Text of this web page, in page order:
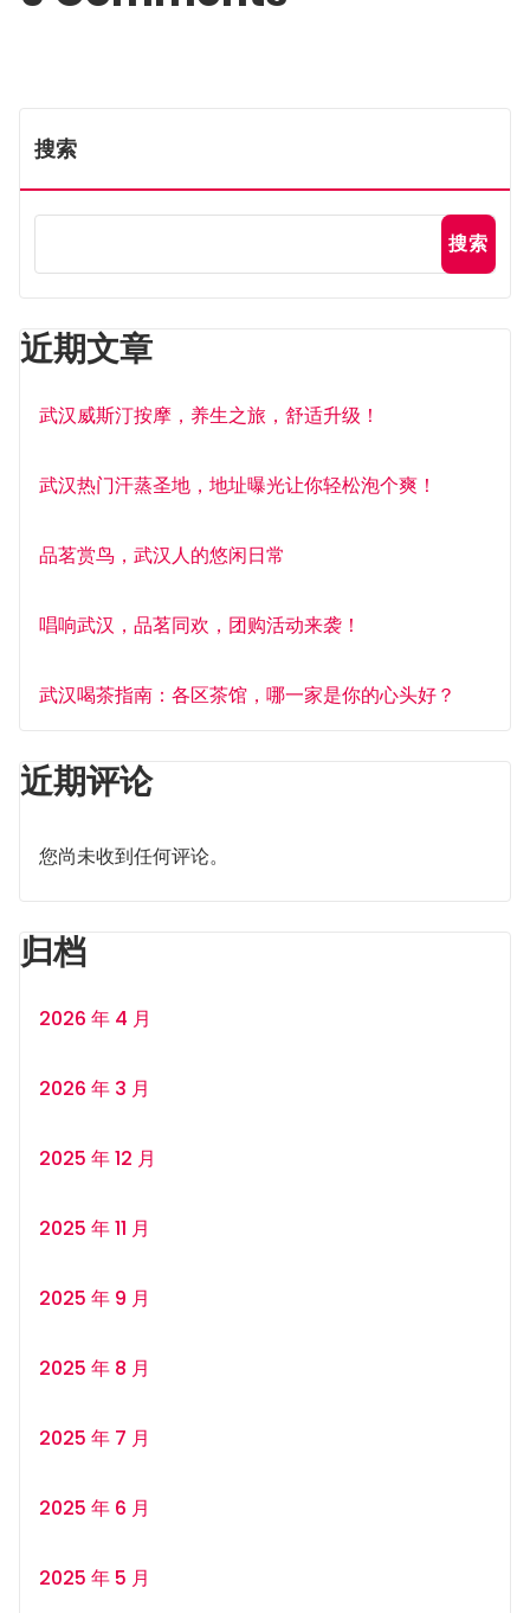
搜索
搜索
近期文章
武汉威斯汀按摩，养生之旅，舒适升级！
武汉热门汗蒸圣地，地址曝光让你轻松泡个爽！
品茗赏鸟，武汉人的悠闲日常
唱响武汉，品茗同欢，团购活动来袭！
武汉喝茶指南：各区茶馆，哪一家是你的心头好？
近期评论
您尚未收到任何评论。
归档
2026 年 4 月
2026 年 3 月
2025 年 12 月
2025 年 11 月
2025 年 9 月
2025 年 8 月
2025 年 7 月
2025 年 6 月
2025 年 5 月